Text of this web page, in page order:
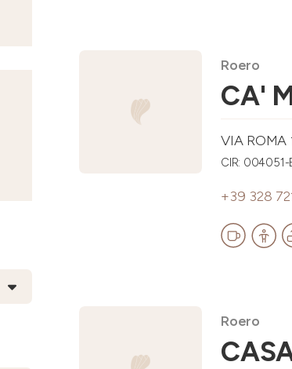
Roero
CA'
VIA ROMA
CIR:
+39 328
Roero